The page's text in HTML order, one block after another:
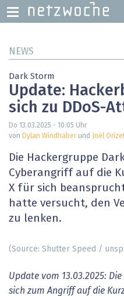
zumNEWS
Dark Storm
Update:
sich zu DDoS-
Do 13.03.2025 - 10:05 Uhr
von Dylan Windhaberund Joël
Die Hackergruppe
Cyberangriff auf die
X für sich
hatte versucht, den
zu lenken.
(Source: Shutter Speed /
Update vom 13.03.2025:
sich zum Angriff auf die